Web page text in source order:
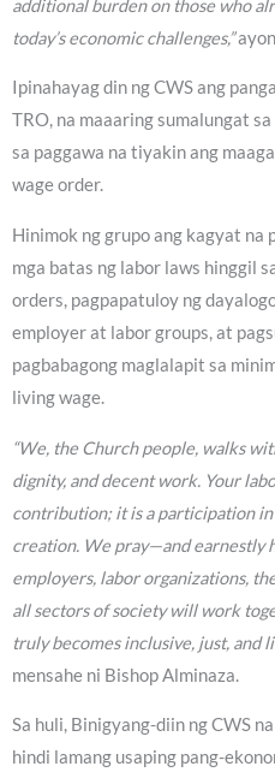
additional burden on those who
today’s economic challenges,”
Ipinahayag din ng CWS ang
TRO, na maaaring sumalungat
sa paggawa na tiyakin ang
wage order.
Hinimok ng grupo ang kagyat na
mga batas ng labor laws hinggil
orders, pagpapatuloy ng
employer at labor groups, at
pagbabagong maglalapit sa
living wage.
“We, the Church people, walks
dignity, and decent work. Your
contribution; it is a participation
creation. We pray—and earnestly
employers, labor organizations,
all sectors of society will work
truly becomes inclusive, just, and
mensahe ni Bishop Alminaza.
Sa huli, Binigyang-diin ng CWS
hindi lamang usaping pang-